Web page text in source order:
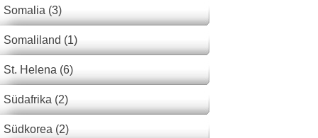
Somalia (3)
Somaliland (1)
St. Helena (6)
Südafrika (2)
Südkorea (2)